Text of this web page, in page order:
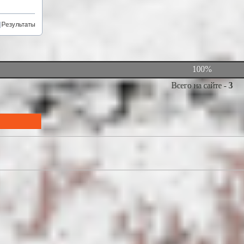
Результаты
100%
Всего на сайте -3